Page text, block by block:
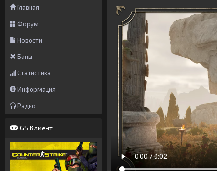
Главная
Форум
Новости
Баны
Статистика
Информация
Радио
GS Клиент